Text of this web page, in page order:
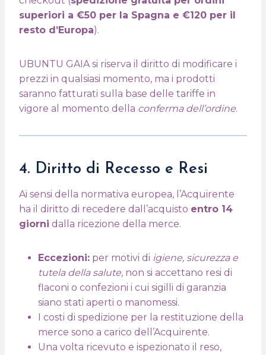
superiori a €50 per la Spagna e €120 per il
resto d’Europa).
UBUNTU GAIA si riserva il diritto di modificare i
prezzi in qualsiasi momento, ma i prodotti
saranno fatturati sulla base delle tariffe in
vigore al momento della conferma dell’ordine.
4. Diritto di Recesso e Resi
Ai sensi della normativa europea, l’Acquirente
ha il diritto di recedere dall’acquisto entro 14
giorni dalla ricezione della merce.
Eccezioni: per motivi di igiene, sicurezza e
tutela della salute, non si accettano resi di
flaconi o confezioni i cui sigilli di garanzia
siano stati aperti o manomessi.
I costi di spedizione per la restituzione della
merce sono a carico dell’Acquirente.
Una volta ricevuto e ispezionato il reso,